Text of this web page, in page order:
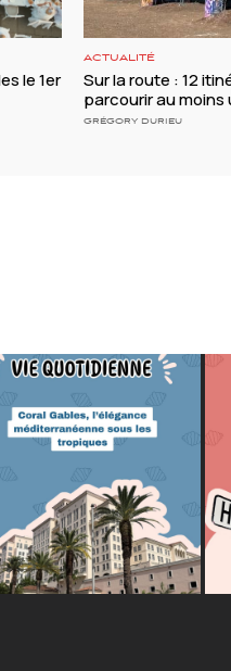
le 1er
ACTUALITÉ
Sur la route : 12
parcourir au moins
GRÉGORY DURIEU